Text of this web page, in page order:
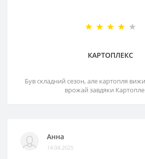
КАРТОПЛЕКС
Був складний сезон, але картопля
врожай завдяки
Анна
14.04.2025